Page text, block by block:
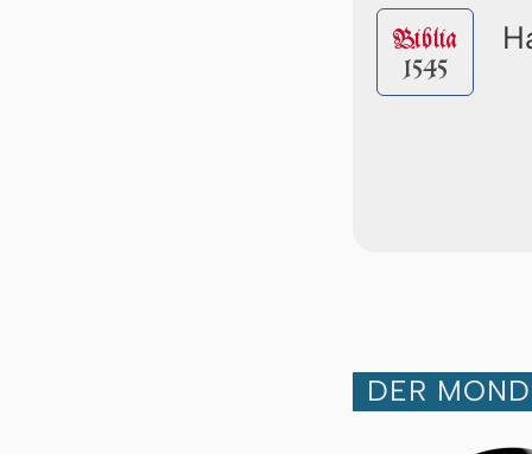
Biblia
1545
DER